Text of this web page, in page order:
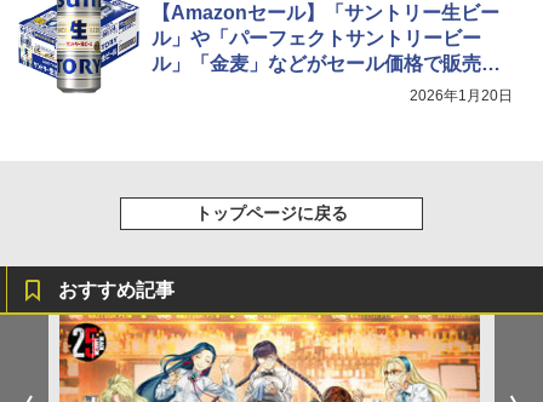
【Amazonセール】「サントリー生ビー
ル」や「パーフェクトサントリービー
ル」「金麦」などがセール価格で販売
2026年1月20日
トップページに戻る
おすすめ記事